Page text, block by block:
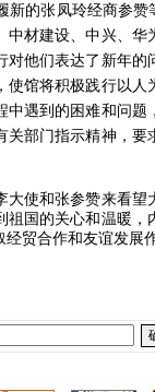
新的张凤玲经商参
中材建设、中兴、
对他们表达了新年的
使馆将积极践行以人
中遇到的困难和问题
关部门指示精神，
大使和张参赞来看
祖国的关心和温暖
贸合作和友谊发展